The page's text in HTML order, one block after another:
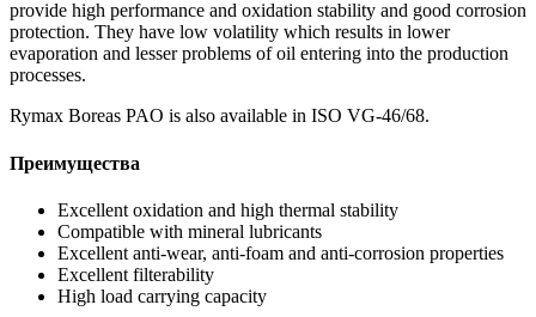
provide high performance and oxidation stability and good corrosion
protection. They have low volatility which results in lower
evaporation and lesser problems of oil entering into the production
processes.
Rymax Boreas PAO is also available in ISO VG-46/68.
Преимущества
Excellent oxidation and high thermal stability
Compatible with mineral lubricants
Excellent anti-wear, anti-foam and anti-corrosion properties
Excellent filterability
High load carrying capacity